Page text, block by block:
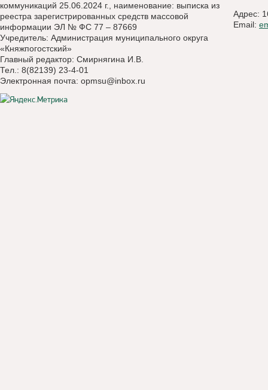
коммуникаций 25.06.2024 г., наименование: выписка из
реестра зарегистрированных средств массовой
информации ЭЛ № ФС 77 – 87669
Учредитель: Администрация муниципального округа
«Княжпогостский»
Главный редактор: Смирнягина И.В.
Тел.: 8(82139) 23-4-01
Электронная почта: opmsu@inbox.ru
Адрес:
Email: